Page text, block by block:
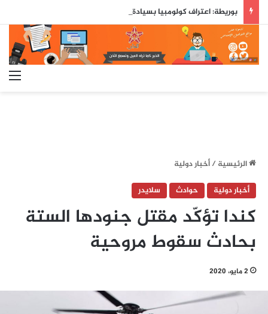
الرئيسية/أخبار دولية
أخبار دولية
حوادث سلايدر
كندا تؤكّد مقتل جنودها الستة
بحادث سقوط مروحية
2 مايو، 2020